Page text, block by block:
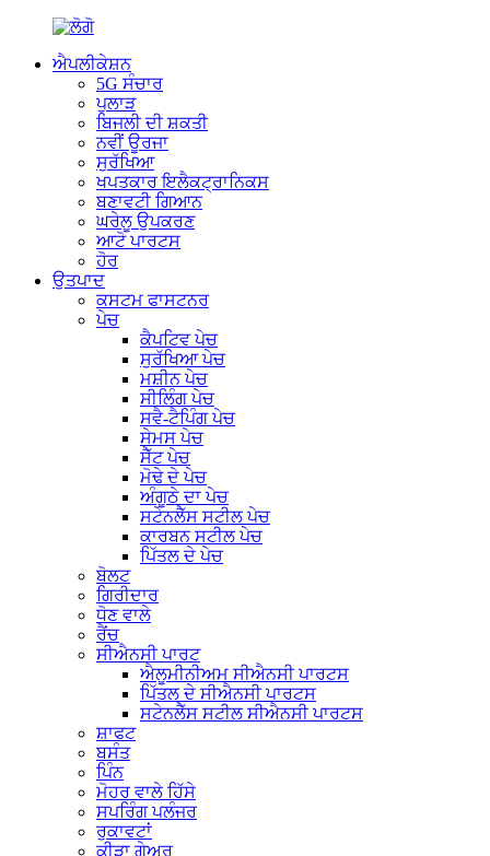
ਐਪਲੀਕੇਸ਼ਨ
5G ਸੰਚਾਰ
ਪੁਲਾੜ
ਬਿਜਲੀ ਦੀ ਸ਼ਕਤੀ
ਨਵੀਂ ਊਰਜਾ
ਸੁਰੱਖਿਆ
ਖਪਤਕਾਰ ਇਲੈਕਟ੍ਰਾਨਿਕਸ
ਬਣਾਵਟੀ ਗਿਆਨ
ਘਰੇਲੂ ਉਪਕਰਣ
ਆਟੋ ਪਾਰਟਸ
ਹੋਰ
ਉਤਪਾਦ
ਕਸਟਮ ਫਾਸਟਨਰ
ਪੇਚ
ਕੈਪਟਿਵ ਪੇਚ
ਸੁਰੱਖਿਆ ਪੇਚ
ਮਸ਼ੀਨ ਪੇਚ
ਸੀਲਿੰਗ ਪੇਚ
ਸਵੈ-ਟੈਪਿੰਗ ਪੇਚ
ਸੇਮਸ ਪੇਚ
ਸੈੱਟ ਪੇਚ
ਮੋਢੇ ਦੇ ਪੇਚ
ਅੰਗੂਠੇ ਦਾ ਪੇਚ
ਸਟੇਨਲੈੱਸ ਸਟੀਲ ਪੇਚ
ਕਾਰਬਨ ਸਟੀਲ ਪੇਚ
ਪਿੱਤਲ ਦੇ ਪੇਚ
ਬੋਲਟ
ਗਿਰੀਦਾਰ
ਧੋਣ ਵਾਲੇ
ਰੈਂਚ
ਸੀਐਨਸੀ ਪਾਰਟ
ਐਲੂਮੀਨੀਅਮ ਸੀਐਨਸੀ ਪਾਰਟਸ
ਪਿੱਤਲ ਦੇ ਸੀਐਨਸੀ ਪਾਰਟਸ
ਸਟੇਨਲੈੱਸ ਸਟੀਲ ਸੀਐਨਸੀ ਪਾਰਟਸ
ਸ਼ਾਫਟ
ਬਸੰਤ
ਪਿੰਨ
ਮੋਹਰ ਵਾਲੇ ਹਿੱਸੇ
ਸਪਰਿੰਗ ਪਲੰਜਰ
ਰੁਕਾਵਟਾਂ
ਕੀੜਾ ਗੇਅਰ